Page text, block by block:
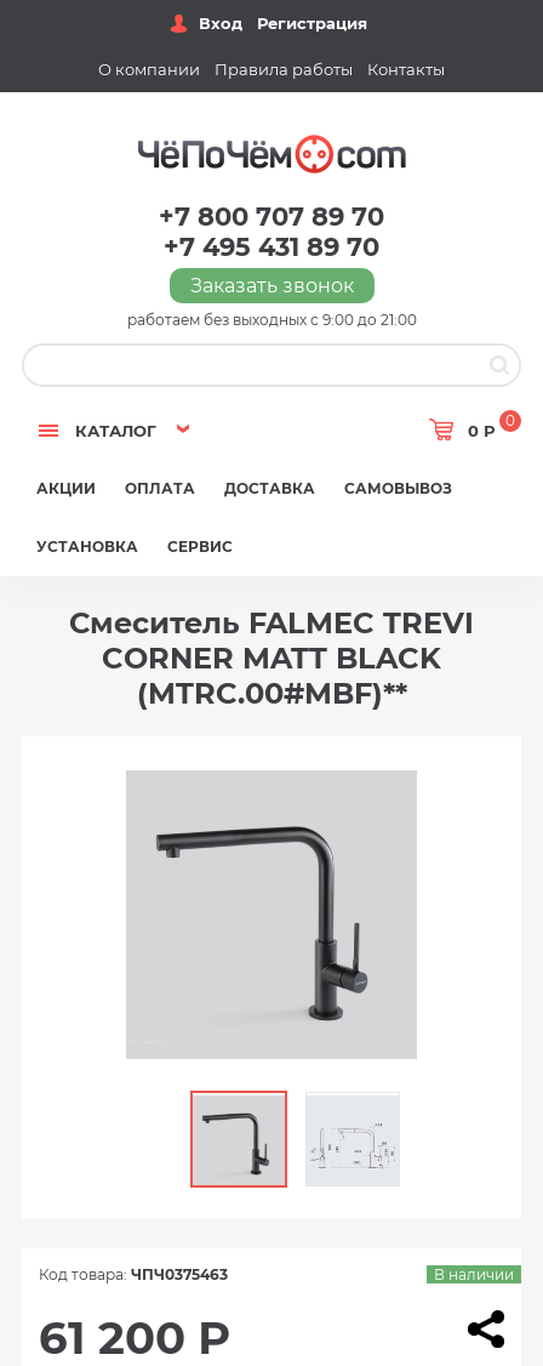
Вход Регистрация
О компании Правила работы Контакты
+7 800 707 89 70
+7 495 431 89 70
Заказать звонок
работаем без выходных с 9:00 до 21:00
КАТАЛОГ 0 Р
0
АКЦИИ ОПЛАТА ДОСТАВКА САМОВЫВОЗ
УСТАНОВКА СЕРВИС
Смеситель FALMEC TREVI
CORNER MATT BLACK
(MTRC.00#MBF)**
Код товара: ЧПЧ0375463 В наличии
61 200 Р